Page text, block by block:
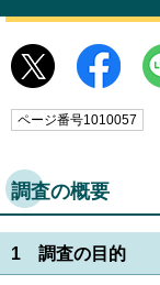
ページ番号1010057
調査の概要
1 調査の目的